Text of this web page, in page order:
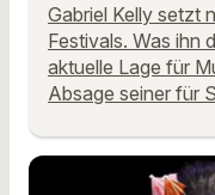
Gabriel Kelly setzt
Festivals. Was ihn
aktuelle Lage für
Absage seiner für